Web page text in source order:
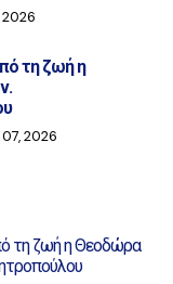
2026
τη ζωή η
2026
τη ζωή η Θεοδώρα